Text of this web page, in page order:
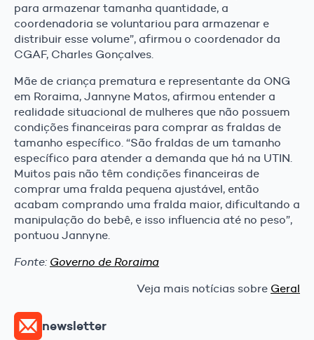
para armazenar tamanha quantidade, a
coordenadoria se voluntariou para armazenar e
distribuir esse volume”, afirmou o coordenador da
CGAF, Charles Gonçalves.
Mãe de criança prematura e representante da ONG
em Roraima, Jannyne Matos, afirmou entender a
realidade situacional de mulheres que não possuem
condições financeiras para comprar as fraldas de
tamanho específico. “São fraldas de um tamanho
específico para atender a demanda que há na UTIN.
Muitos pais não têm condições financeiras de
comprar uma fralda pequena ajustável, então
acabam comprando uma fralda maior, dificultando a
manipulação do bebê, e isso influencia até no peso”,
pontuou Jannyne.
Fonte: Governo de Roraima
Veja mais notícias sobre Geral
newsletter